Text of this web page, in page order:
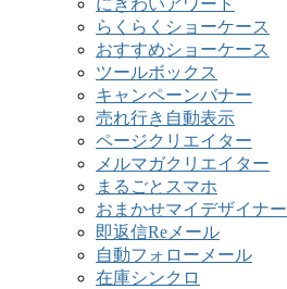
にぎわいアワード
らくらくショーケース
おすすめショーケース
ツールボックス
キャンペーンバナー
売れ行き自動表示
ページクリエイター
メルマガクリエイター
まるごとスマホ
おまかせマイデザイナー
即返信Reメール
自動フォローメール
在庫シンクロ